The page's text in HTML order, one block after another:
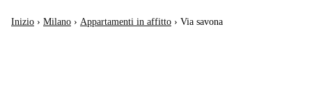
Inizio › Milano › Appartamenti in affitto › Via savona